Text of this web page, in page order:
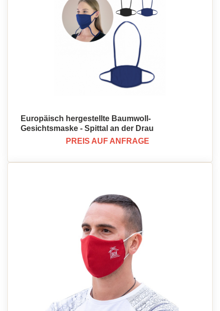
Europäisch hergestellte Baumwoll-
Gesichtsmaske - Spittal an der Drau
PREIS AUF ANFRAGE